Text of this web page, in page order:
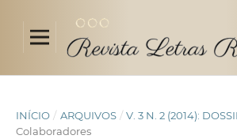
INÍCIO / ARQUIVOS / V. 3 N. 2 (2014):
Colaboradores